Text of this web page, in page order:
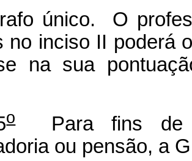
único. O
no inciso II poderá
na sua
oPara fins de
ou pensão, a